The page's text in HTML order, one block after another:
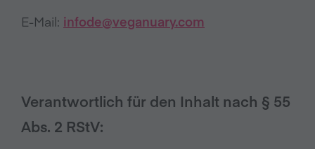
E-Mail: infode@veganuary.com
Verantwortlich für den Inhalt nach § 55
Abs. 2 RStV: